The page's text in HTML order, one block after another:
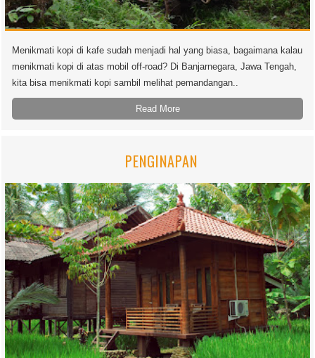
Menikmati kopi di kafe sudah menjadi hal yang biasa, bagaimana kalau
menikmati kopi di atas mobil off-road? Di Banjarnegara, Jawa Tengah,
kita bisa menikmati kopi sambil melihat pemandangan..
Read More
PENGINAPAN